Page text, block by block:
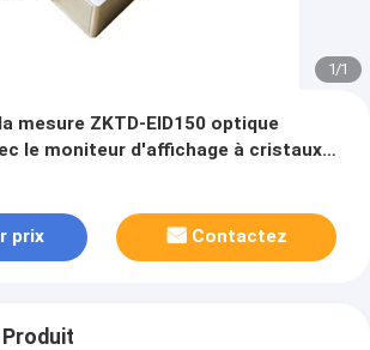
1/1
mesure ZKTD-EID150 optique
le moniteur d'affichage à cristaux
prix Contactez